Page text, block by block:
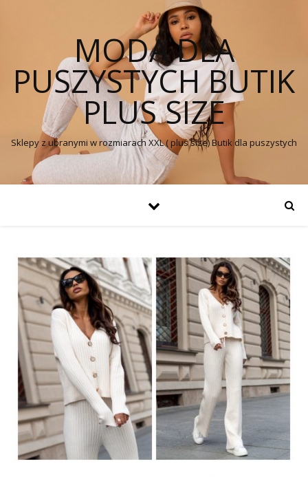
MODA DLA
PUSZYSTYCH BUTIK
PLUS SIZE
Sklepy z ubranymi w rozmiarach XXL ( plus size) Butik dla puszystych